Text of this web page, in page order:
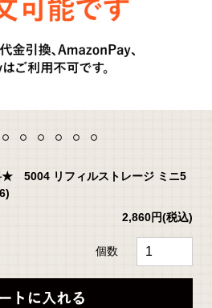
5004 リフィルストレージ ミニ5
2,860円(税込)
個数